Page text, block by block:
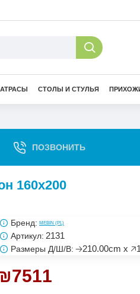
СТОЛЫ И СТУЛЬЯ
ПОЗВОНИТЬ
160х200
Бренд: MEBIN (PL)
Артикул: 2131
Размеры Д/Ш/В: 🡢210.00cm x